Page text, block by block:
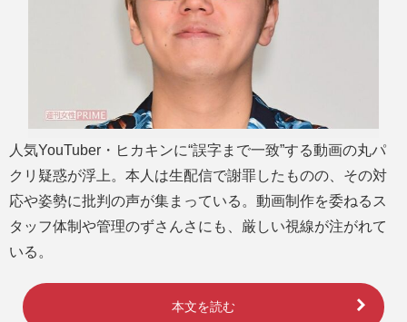
人気YouTuber・ヒカキンに“誤字まで一致”する動画の丸パ
クリ疑惑が浮上。本人は生配信で謝罪したものの、その対
応や姿勢に批判の声が集まっている。動画制作を委ねるス
タッフ体制や管理のずさんさにも、厳しい視線が注がれて
いる。
本文を読む